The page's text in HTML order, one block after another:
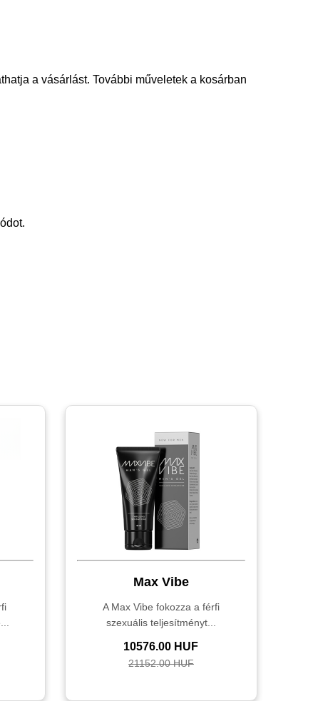
a vásárlást. További műveletek a kosárban
Max Vibe
A Max Vibe fokozza a férfi
szexuális teljesítményt...
10576.00 HUF
21152.00 HUF